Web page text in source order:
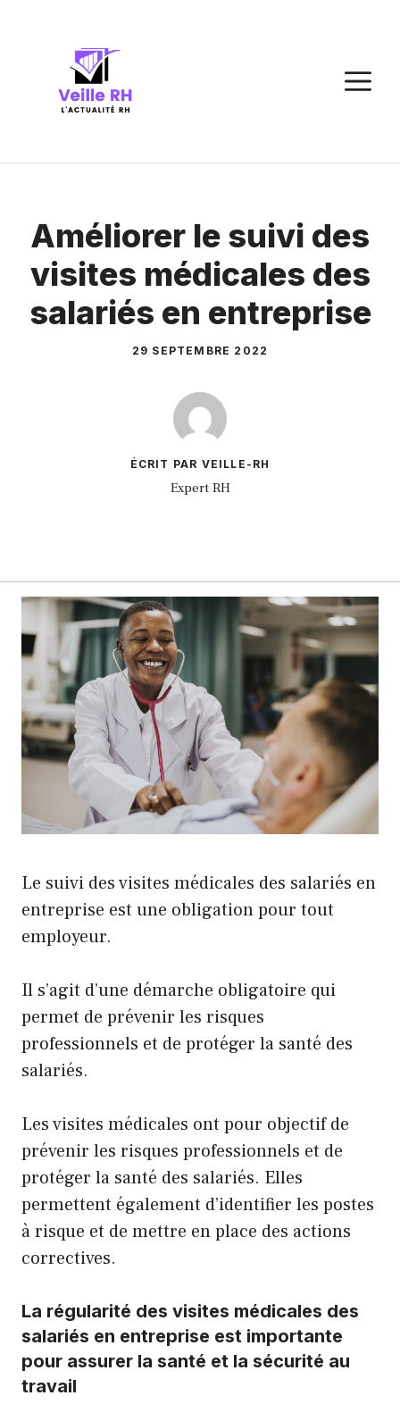
Améliorer le suivi des
visites médicales des
salariés en entreprise
29 SEPTEMBRE 2022
ÉCRIT PAR VEILLE-RH
Expert RH
Le suivi des visites médicales des salariés en
entreprise est une obligation pour tout
employeur.
Il s’agit d’une démarche obligatoire qui
permet de prévenir les risques
professionnels et de protéger la santé des
salariés.
Les visites médicales ont pour objectif de
prévenir les risques professionnels et de
protéger la santé des salariés. Elles
permettent également d’identifier les postes
à risque et de mettre en place des actions
correctives.
La régularité des visites médicales des
salariés en entreprise est importante
pour assurer la santé et la sécurité au
travail